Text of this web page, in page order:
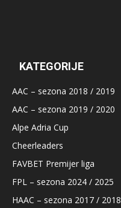
KATEGORIJE
AAC – sezona 2018 / 2019
AAC – sezona 2019 / 2020
Alpe Adria Cup
Cheerleaders
FAVBET Premijer liga
FPL – sezona 2024 / 2025
HAAC – sezona 2017 / 2018